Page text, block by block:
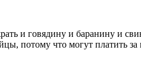
и говядину и баранину и
потому что могут платить